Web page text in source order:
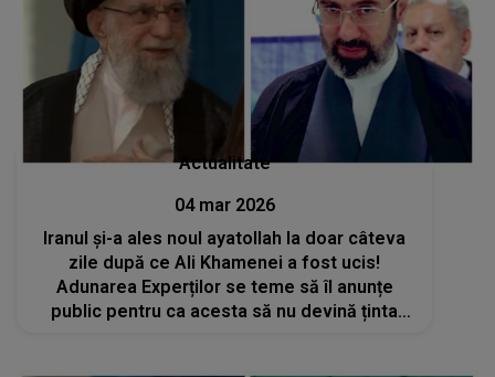
Actualitate
04 mar 2026
Iranul și-a ales noul ayatollah la doar câteva
zile după ce Ali Khamenei a fost ucis!
Adunarea Experților se teme să îl anunțe
public pentru ca acesta să nu devină ținta